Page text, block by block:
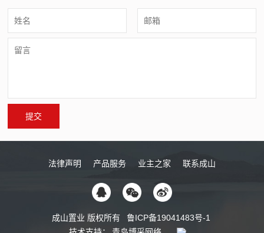
法律声明 产品服务 业主之家 联系成山
成山置业 版权所有
鲁ICP备19041483号-1